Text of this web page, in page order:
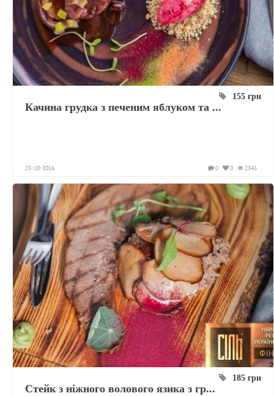
155 грн
Качина грудка з печеним яблуком та ...
25-10-2016 2345
0
0
185 грн
Стейк з ніжного волового язика з гр...